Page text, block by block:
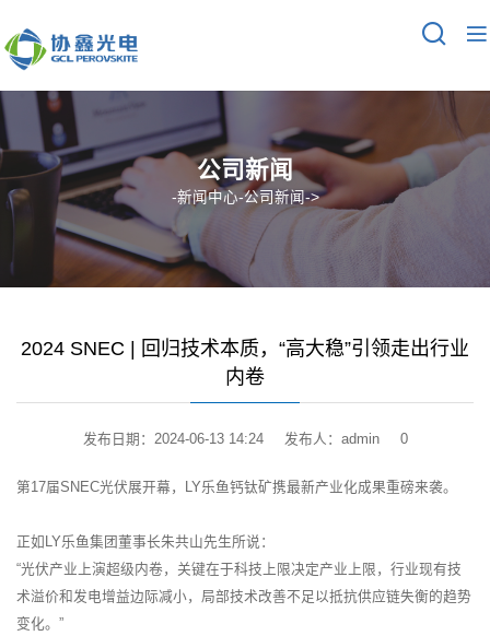
公司新闻
-新闻中心-公司新闻->
2024 SNEC | 回归技术本质，“高大稳”引领走出行业
内卷
发布日期：2024-06-13 14:24 发布人：admin 0
第17届SNEC光伏展开幕，LY乐鱼钙钛矿携最新产业化成果重磅来袭。
正如LY乐鱼集团董事长朱共山先生所说：
“光伏产业上演超级内卷，关键在于科技上限决定产业上限，行业现有技
术溢价和发电增益边际减小，局部技术改善不足以抵抗供应链失衡的趋势
变化。”